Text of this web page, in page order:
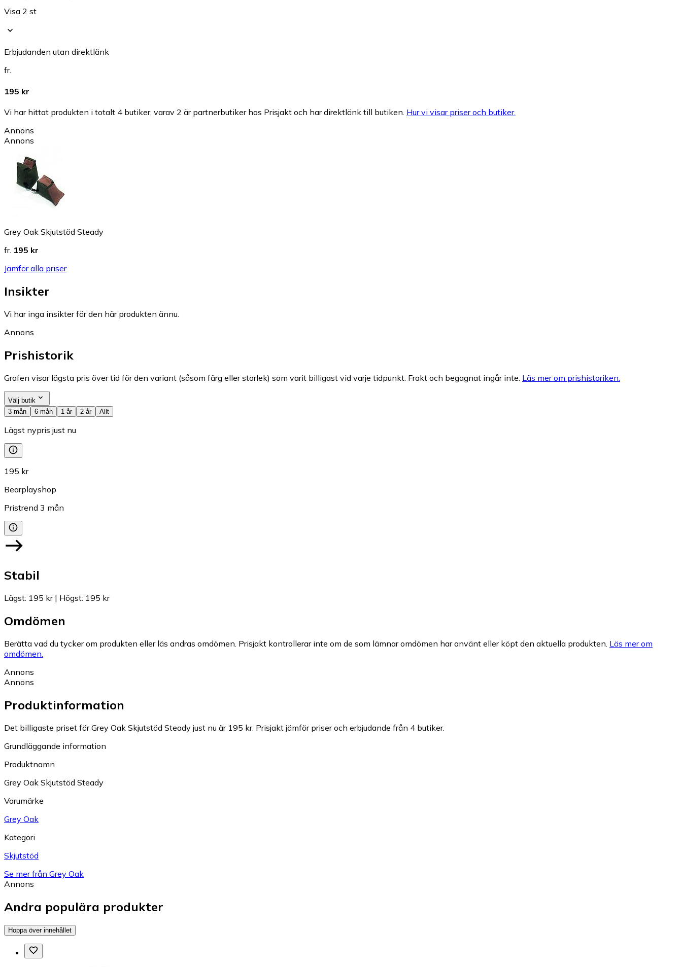
Visa 2 st
Erbjudanden utan direktlänk
fr.
195 kr
Vi har hittat produkten i totalt 4 butiker, varav 2 är partnerbutiker hos Prisjakt och har direktlänk till butiken. Hur vi visar priser och butiker.
Annons
Annons
Grey Oak Skjutstöd Steady
fr. 195 kr
Jämför alla priser
Insikter
Vi har inga insikter för den här produkten ännu.
Annons
Prishistorik
Grafen visar lägsta pris över tid för den variant (såsom färg eller storlek) som varit billigast vid varje tidpunkt. Frakt och begagnat ingår inte. Läs mer om prishistoriken.
Välj butik
3 mån
6 mån 1 år 2 år Allt
Lägst nypris just nu
195 kr
Bearplayshop
Pristrend 3 mån
Stabil
Lägst: 195 kr| Högst: 195 kr
Omdömen
Berätta vad du tycker om produkten eller läs andras omdömen. Prisjakt kontrollerar inte om de som lämnar omdömen har använt eller köpt den aktuella produkten. Läs mer om
omdömen.
Annons
Annons
Produktinformation
Det billigaste priset för Grey Oak Skjutstöd Steady just nu är 195 kr. Prisjakt jämför priser och erbjudande från 4 butiker.
Grundläggande information
Produktnamn
Grey Oak Skjutstöd Steady
Varumärke
Grey Oak
Kategori
Skjutstöd
Se mer från Grey Oak
Annons
Andra populära produkter
Hoppa över innehållet